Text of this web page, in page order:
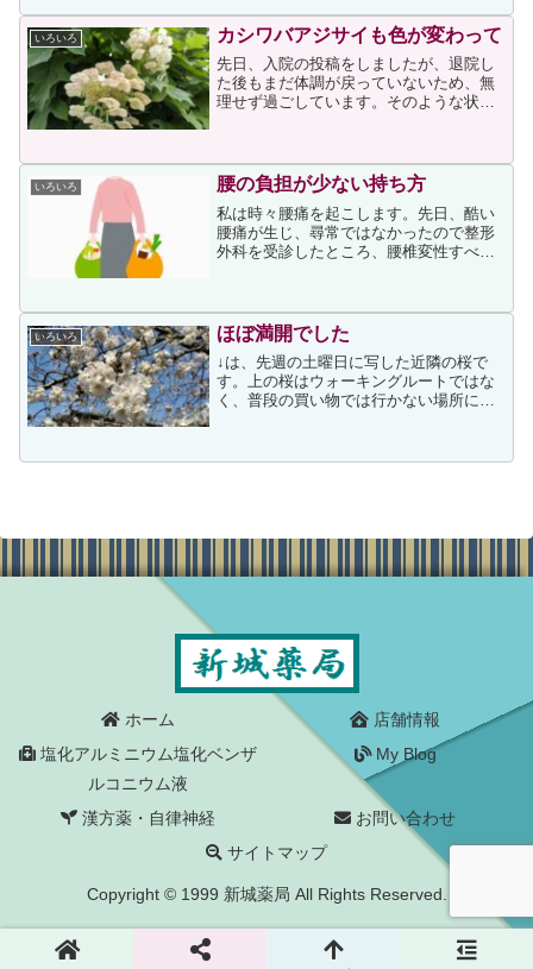
ブロックを足の裏や 白杖はくじょう の先
で確認しながら歩きま...
いろいろ カシワバアジサイも色が変わって
先日、入院の投稿をしましたが、退院し
た後もまだ体調が戻っていないため、無
理せず過ごしています。そのような状態
ら少しずつ歩き始めました。すると、私
がウォーキングを休んでい...
いろいろ 腰の負担が少ない持ち方
私は時々腰痛を起こします。先日、酷い
腰痛が生じ、尋常ではなかったので整形
外科を受診したところ、腰椎変性すべり
の薬剤が処方され、服用することで痛み
が軽減され、近隣の買い物...
いろいろ ほぼ満開でした
↓は、先週の土曜日に写した近隣の桜で
す。上の桜はウォーキングルートではな
く、普段の買い物では行かない場所にあ
ホーム
店舗情報
塩化アルミニウム塩化ベンザ
ルコニウム液
My Blog
漢方薬・自律神経
お問い合わせ
サイトマップ
Copyright © 1999 新城薬局 All Rights Reserved.